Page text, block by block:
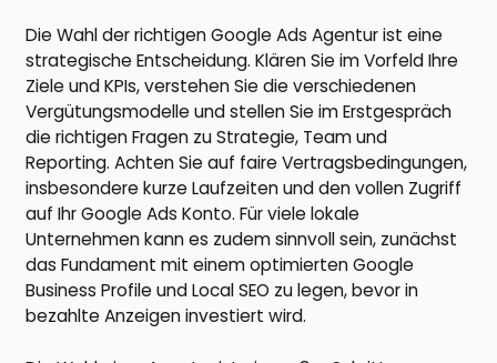
Die Wahl der richtigen Google Ads Agentur ist eine
strategische Entscheidung. Klären Sie im Vorfeld Ihre
Ziele und KPIs, verstehen Sie die verschiedenen
Vergütungsmodelle und stellen Sie im Erstgespräch
die richtigen Fragen zu Strategie, Team und
Reporting. Achten Sie auf faire Vertragsbedingungen,
insbesondere kurze Laufzeiten und den vollen Zugriff
auf Ihr Google Ads Konto. Für viele lokale
Unternehmen kann es zudem sinnvoll sein, zunächst
das Fundament mit einem optimierten Google
Business Profile und Local SEO zu legen, bevor in
bezahlte Anzeigen investiert wird.